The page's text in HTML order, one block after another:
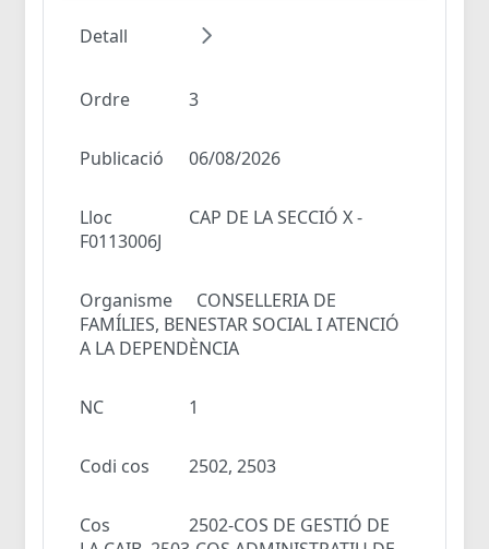
Detall
Ordre 3
Publicació 06/08/2026
Lloc
CAP DE LA SECCIÓ X -
F0113006J
Organisme
CONSELLERIA DE
FAMÍLIES, BENESTAR SOCIAL I ATENCIÓ
A LA DEPENDÈNCIA
NC 1
Codi cos 2502, 2503
Cos
2502-COS DE GESTIÓ DE